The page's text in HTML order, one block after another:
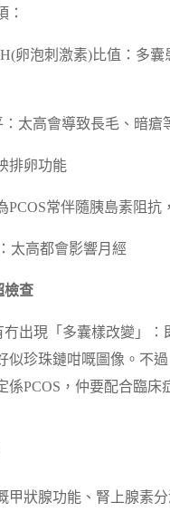
：
卵泡刺激素)比值：多囊
太高會導致長毛、暗瘡
排卵功能
PCOS常伴隨胰島素阻抗
太高都會影響月經
檢查
出現「多囊樣改變」：
似珍珠鏈咁嘅圖像。不
係PCOS，仲要配合臨床
甲狀腺功能、腎上腺素